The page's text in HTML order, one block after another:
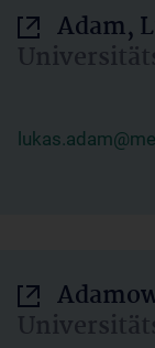
Adam,